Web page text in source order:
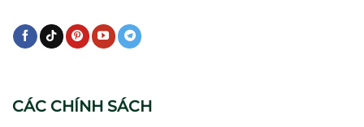
CÁC CHÍNH SÁCH